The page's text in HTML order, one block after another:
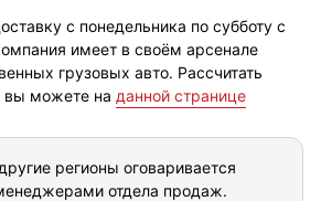
с понедельника по субботу с
имеет в своём арсенале
грузовых авто. Рассчитать
вы можете на данной странице
регионы оговаривается
отдела продаж.